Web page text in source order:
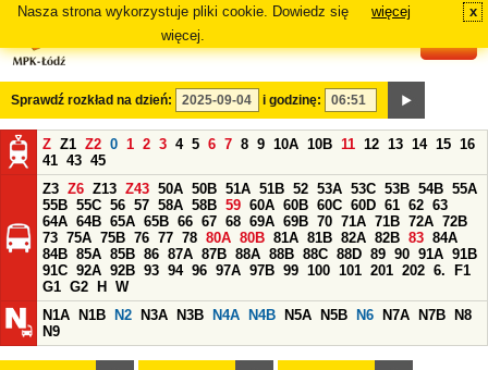
Nasza strona wykorzystuje pliki cookie. Dowiedz się
więcej.
więcej x
Sprawdź rozkład na dzień: i godzinę:
Z Z1 Z2 0 1 2 3 4 5 6 7 8 9 10A 10B 11 12 13 14 15 16
41 43 45
Z3 Z6 Z13 Z43 50A 50B 51A 51B 52 53A 53C 53B 54B 55A
55B 55C 56 57 58A 58B 59 60A 60B 60C 60D 61 62 63
64A 64B 65A 65B 66 67 68 69A 69B 70 71A 71B 72A 72B
73 75A 75B 76 77 78 80A 80B 81A 81B 82A 82B 83 84A
84B 85A 85B 86 87A 87B 88A 88B 88C 88D 89 90 91A 91B
91C 92A 92B 93 94 96 97A 97B 99 100 101 201 202 6.
F1
G1 G2 H
W
N1A
N1B N2 N3A N3B N4A N4B N5A N5B N6 N7A N7B
N8
N9